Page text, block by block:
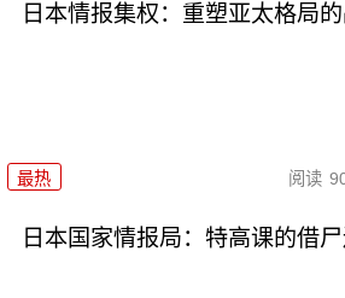
日本情报集权：重塑亚太格局
最热 阅读
日本国家情报局：特高课的借